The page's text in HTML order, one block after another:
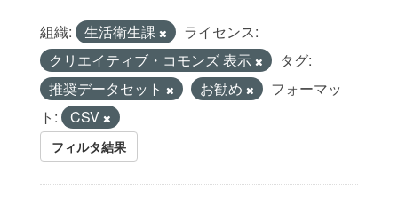
組織: 生活衛生課
ライセンス:
クリエイティブ・コモンズ 表示
タグ:
推奨データセット
お勧め
フォーマッ
ト:
CSV
フィルタ結果